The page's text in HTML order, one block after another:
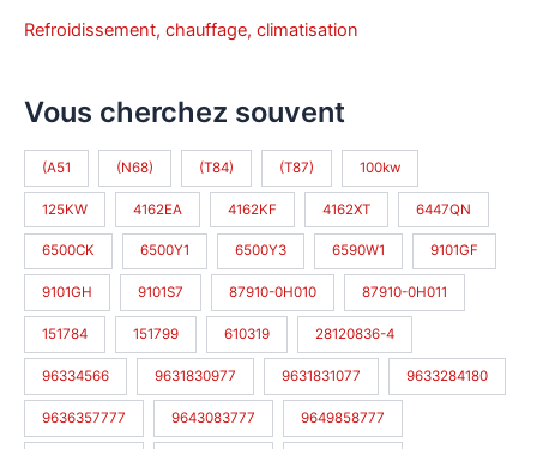
Refroidissement, chauffage, climatisation
Vous cherchez souvent
(A51 (N68) (T84) (T87) 100kw
125KW 4162EA 4162KF 4162XT 6447QN
6500CK 6500Y1 6500Y3 6590W1 9101GF
9101GH 9101S7 87910-0H010 87910-0H011
151784 151799 610319 28120836-4
96334566 9631830977 9631831077 9633284180
9636357777 9643083777 9649858777